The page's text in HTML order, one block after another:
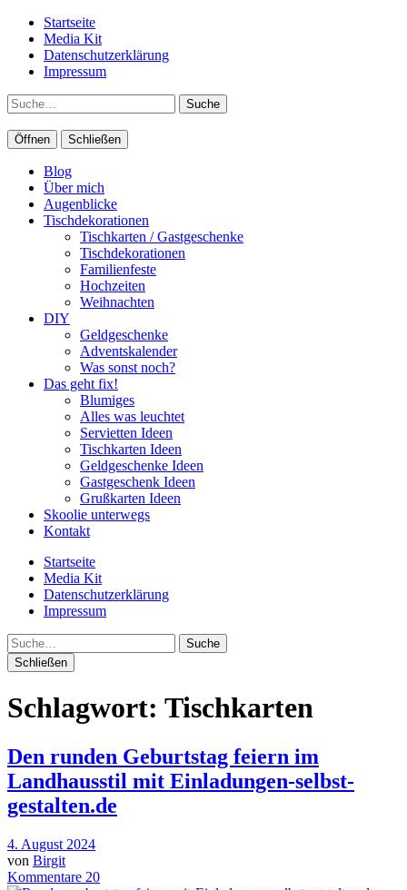
Startseite
Media Kit
Datenschutzerklärung
Impressum
Suche
Öffnen Schließen
Blog
Über mich
Augenblicke
Tischdekorationen
Tischkarten / Gastgeschenke
Tischdekorationen
Familienfeste
Hochzeiten
Weihnachten
DIY
Geldgeschenke
Adventskalender
Was sonst noch?
Das geht fix!
Blumiges
Alles was leuchtet
Servietten Ideen
Tischkarten Ideen
Geldgeschenke Ideen
Gastgeschenk Ideen
Grußkarten Ideen
Skoolie unterwegs
Kontakt
Startseite
Media Kit
Datenschutzerklärung
Impressum
Suche
Schließen
Schlagwort: Tischkarten
Den runden Geburtstag feiern im
Landhausstil mit Einladungen-selbst-
gestalten.de
4. August 2024
von Birgit
Kommentare 20